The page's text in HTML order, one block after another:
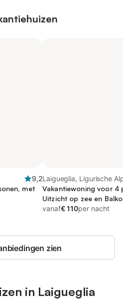
9,2
met
Laigueglia, Ligurische
Vakantiewoning voor 4
Uitzicht op zee en
vanaf€ 110per nacht
zien
in Laigueglia